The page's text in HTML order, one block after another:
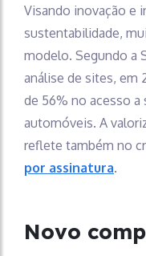
Visando inovação e
sustentabilidade,
modelo. Segundo a
análise de sites, em
de 56% no acesso a
automóveis. A
reflete também no
por assinatura.
Novo